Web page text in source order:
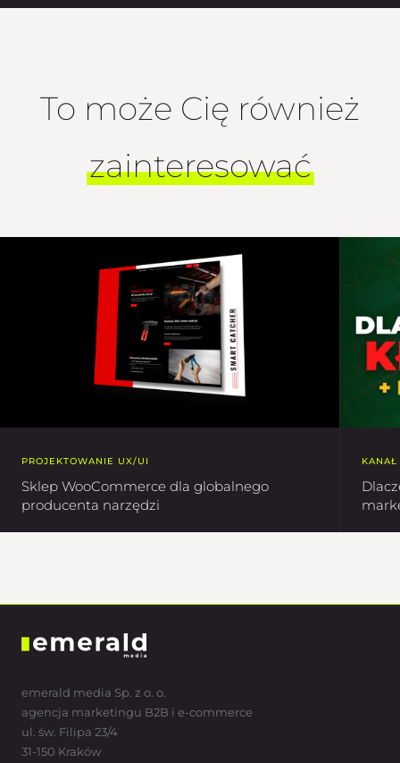
To może Cię również
zainteresować
PROJEKTOWANIE UX/UI
Sklep WooCommerce dla globalnego
producenta narzędzi
KANAŁ
emerald media Sp. z o. o.
agencja marketingu B2B i e-commerce
ul. św. Filipa 23/4
31-150 Kraków